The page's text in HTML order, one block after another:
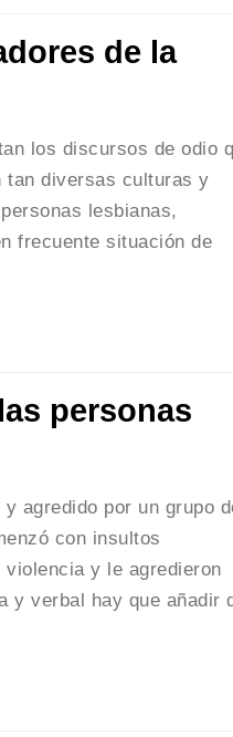
de la
los discursos de odio
tan diversas culturas y
lesbianas,
frecuente situación de
personas
agredido por un grupo
con insultos
violencia y le agredieron
y verbal hay que añadir